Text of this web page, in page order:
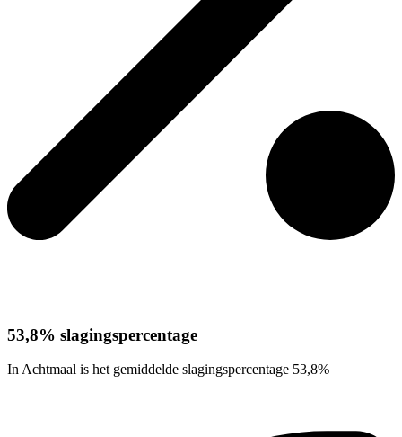
53,8% slagingspercentage
In Achtmaal is het gemiddelde slagingspercentage 53,8%